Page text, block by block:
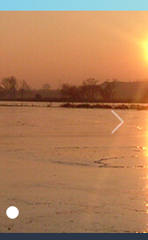
Next